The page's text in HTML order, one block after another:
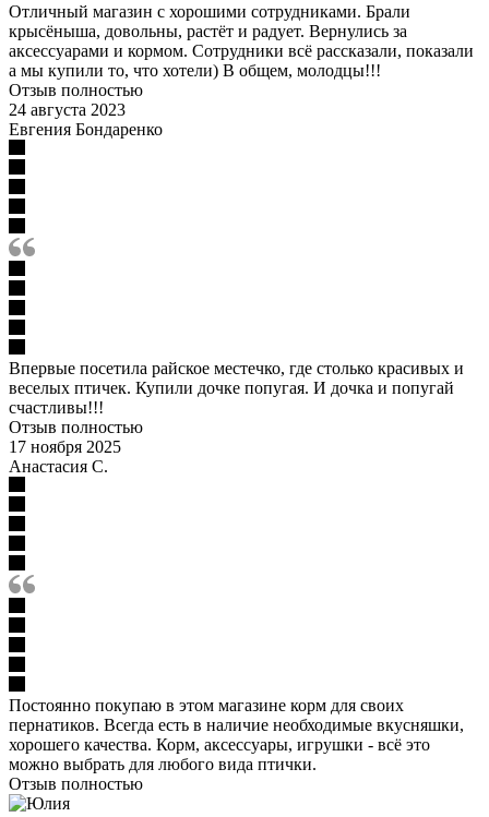
Отличный магазин с хорошими сотрудниками. Брали
крысёныша, довольны, растёт и радует. Вернулись за
аксессуарами и кормом. Сотрудники всё рассказали, показали
а мы купили то, что хотели) В общем, молодцы!!!
Отзыв полностью
24 августа 2023
Евгения Бондаренко
Впервые посетила райское местечко, где столько красивых и
веселых птичек. Купили дочке попугая. И дочка и попугай
счастливы!!!
Отзыв полностью
17 ноября 2025
Анастасия С.
Постоянно покупаю в этом магазине корм для своих
пернатиков. Всегда есть в наличие необходимые вкусняшки,
хорошего качества. Корм, аксессуары, игрушки - всё это
можно выбрать для любого вида птички.
Отзыв полностью